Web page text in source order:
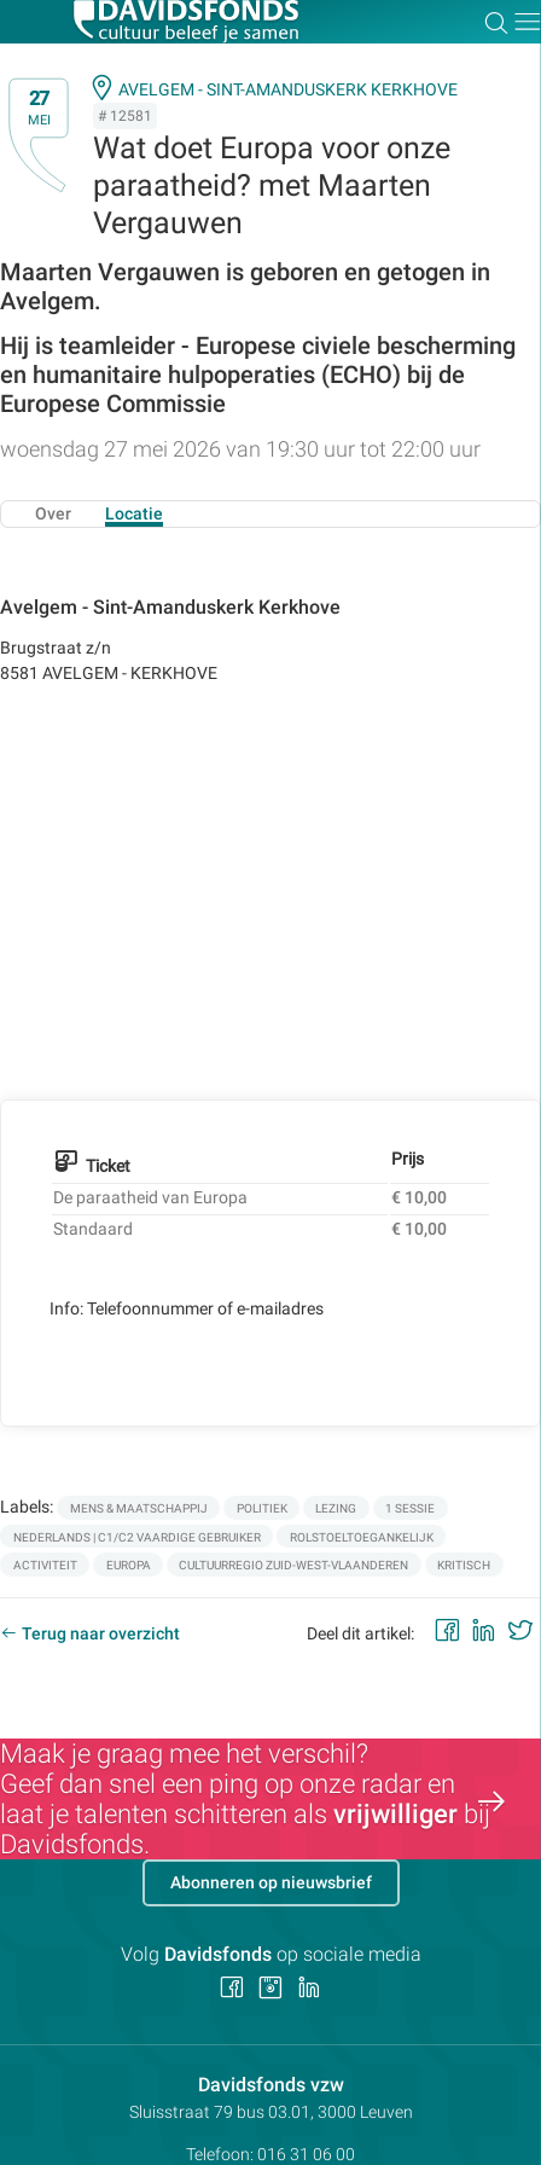
27
MEI
AVELGEM - SINT-AMANDUSKERK KERKHOVE
# 12581
Wat doet Europa voor onze
paraatheid? met Maarten
Vergauwen
Maarten Vergauwen is geboren en getogen in
Avelgem.
Hij is teamleider - Europese civiele bescherming
en humanitaire hulpoperaties (ECHO) bij de
Europese Commissie
woensdag 27 mei 2026 van 19:30 uur tot 22:00 uur
Over Locatie
Avelgem - Sint-Amanduskerk Kerkhove
Brugstraat z/n
8581 AVELGEM - KERKHOVE
Ticket
Prijs
De paraatheid van Europa
€ 10,00
Standaard
€ 10,00
Info: Telefoonnummer of e-mailadres
Labels: MENS & MAATSCHAPPIJ POLITIEK LEZING 1 SESSIE
NEDERLANDS | C1/C2 VAARDIGE GEBRUIKER ROLSTOELTOEGANKELIJK
ACTIVITEIT EUROPA CULTUURREGIO ZUID-WEST-VLAANDEREN KRITISCH
Terug naar overzicht Deel dit artikel:
Maak je graag mee het verschil?
Geef dan snel een ping op onze radar en
laat je talenten schitteren als vrijwilliger bij
Davidsfonds.
Davidsfonds vzwContactpersoon:
Adres:
Sluisstraat 79 bus 03.01, 3000 Leuven
Telefoon: 016 31 06 00
Abonneren op nieuwsbrief
Volg Davidsfondsop sociale media
Volg Volg
Zoek:
Zoeken